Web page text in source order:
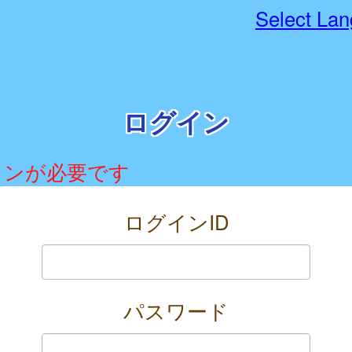
Select
ログイン
が必要です
ログインID
パスワード